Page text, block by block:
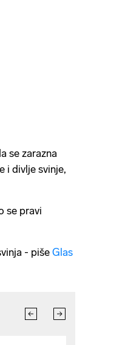
se zarazna
i divlje svinje,
se pravi
- piše Glas